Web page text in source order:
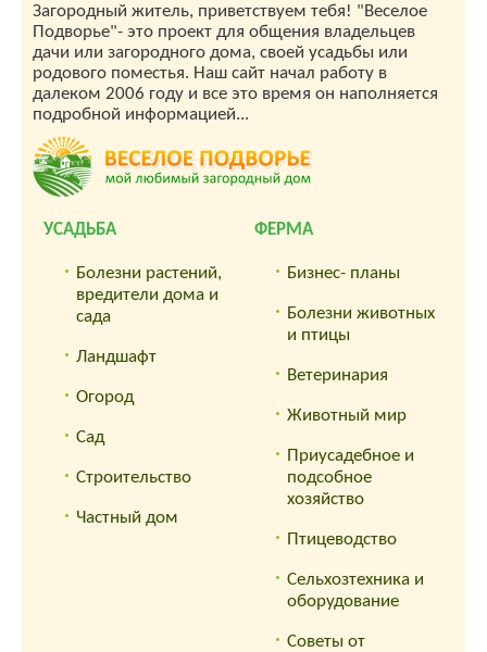
Загородный житель, приветствуем тебя! "Веселое
Подворье"- это проект для общения владельцев
дачи или загородного дома, своей усадьбы или
родового поместья. Наш сайт начал работу в
далеком 2006 году и все это время он наполняется
подробной информацией...
УСАДЬБА
Болезни растений,
вредители дома и
сада
Ландшафт
Огород
Сад
Строительство
Частный дом
ФЕРМА
Бизнес- планы
Болезни животных
и птицы
Ветеринария
Животный мир
Приусадебное и
подсобное
хозяйство
Птицеводство
Сельхозтехника и
оборудование
Советы от